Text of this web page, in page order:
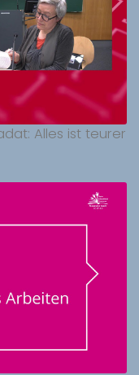
Alles ist teurer